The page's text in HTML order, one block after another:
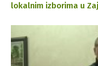
lokalnim izborima u